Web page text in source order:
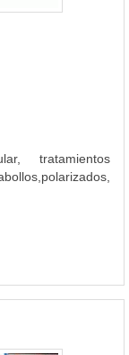
tratamientos